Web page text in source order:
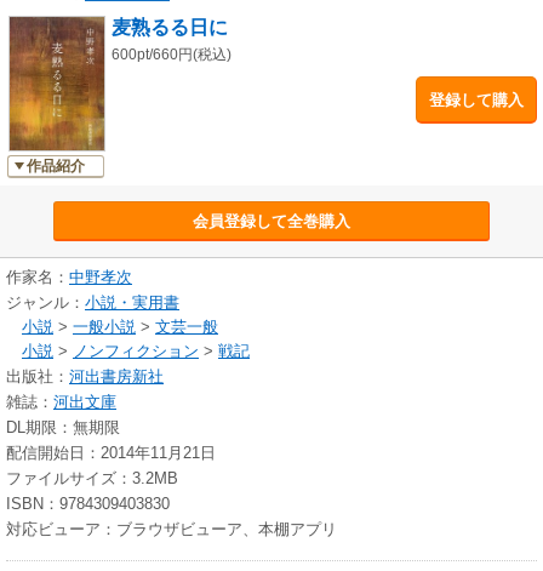
作品紹介
麦熟るる日に
600pt/660円(税込)
登録して購入
会員登録して全巻購入
作家名： 中野孝次
ジャンル： 小説・実用書
小説 > 一般小説 > 文芸一般
小説 > ノンフィクション > 戦記
出版社： 河出書房新社
雑誌： 河出文庫
DL期限：無期限
配信開始日：2014年11月21日
ファイルサイズ：3.2MB
ISBN：9784309403830
対応ビューア：ブラウザビューア、本棚アプリ